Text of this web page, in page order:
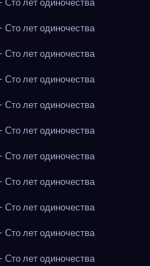
лет одиночества
лет одиночества
лет одиночества
лет одиночества
лет одиночества
лет одиночества
лет одиночества
лет одиночества
лет одиночества
лет одиночества